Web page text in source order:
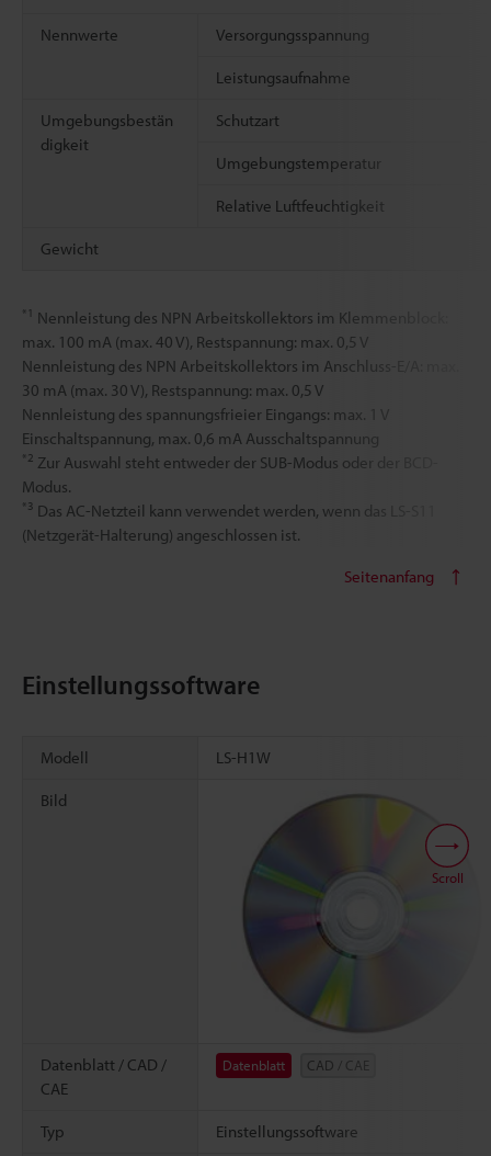
Nennwerte Versorgungsspannung
Leistungsaufnahme
Umgebungsbestän
digkeit
Schutzart
Umgebungstemperatur
Relative Luftfeuchtigkeit
Gewicht
*1 Nennleistung des NPN Arbeitskollektors im Klemmenblock:
max. 100 mA (max. 40 V), Restspannung: max. 0,5 V
Nennleistung des NPN Arbeitskollektors im Anschluss-E/A: max.
30 mA (max. 30 V), Restspannung: max. 0,5 V
Nennleistung des spannungsfrieier Eingangs: max. 1 V
Einschaltspannung, max. 0,6 mA Ausschaltspannung
*2 Zur Auswahl steht entweder der SUB-Modus oder der BCD-
Modus.
*3 Das AC-Netzteil kann verwendet werden, wenn das LS-S11
(Netzgerät-Halterung) angeschlossen ist.
Seitenanfang
Einstellungssoftware
Modell LS-H1W
Bild
Datenblatt / CAD /
CAE
Datenblatt CAD / CAE
Typ Einstellungssoftware
Scroll